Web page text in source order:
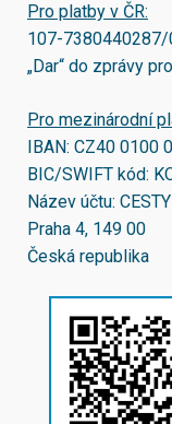
Pro platby v ČR:
107-
„Dar“ do zprávy
Pro mezinárodní
IBAN: CZ40 0100
BIC/SWIFT kód:
Název účtu:
Praha 4, 149 00
Česká republika